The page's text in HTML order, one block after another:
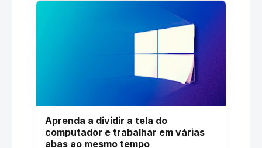
Aprenda a dividir a tela do
computador e trabalhar em várias
abas ao mesmo tempo